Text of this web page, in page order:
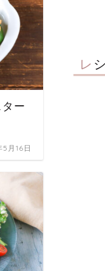
ー
月16日